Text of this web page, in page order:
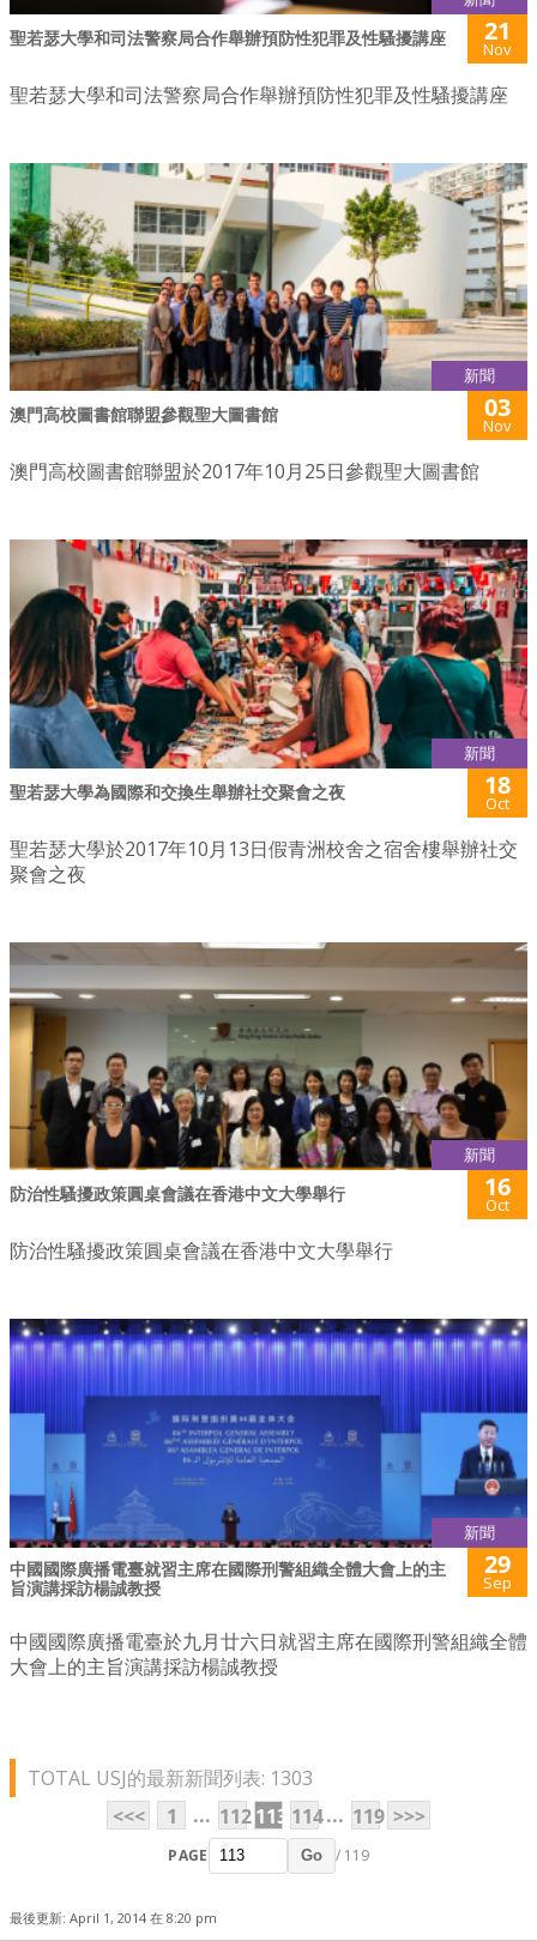
聖若瑟大學和司法警察局合作舉辦預防性犯罪及性騷擾講座 21
Nov
聖若瑟大學和司法警察局合作舉辦預防性犯罪及性騷擾講座
新聞
澳門高校圖書館聯盟參觀聖大圖書館 03
Nov
澳門高校圖書館聯盟於2017年10月25日參觀聖大圖書館
新聞
聖若瑟大學為國際和交換生舉辦社交聚會之夜 18
Oct
聖若瑟大學於2017年10月13日假青洲校舍之宿舍樓舉辦社交
聚會之夜
新聞
防治性騷擾政策圓桌會議在香港中文大學舉行 16
Oct
防治性騷擾政策圓桌會議在香港中文大學舉行
新聞
中國國際廣播電臺就習主席在國際刑警組織全體大會上的主
旨演講採訪楊誠教授
29
Sep
中國國際廣播電臺於九月廿六日就習主席在國際刑警組織全體
大會上的主旨演講採訪楊誠教授
TOTAL USJ的最新新聞列表: 1303
<<<
1 ... 112113 114... 119 >>>
PAGE Go / 119
最後更新: April 1, 2014 在 8:20 pm